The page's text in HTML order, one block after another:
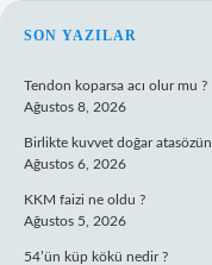
SIDEBAR
SON YAZILAR
Tendon koparsa acı olur mu ?
Ağustos 8, 2026
Birlikte kuvvet doğar
Ağustos 6, 2026
KKM faizi ne oldu ?
Ağustos 5, 2026
54’ün küp kökü nedir ?